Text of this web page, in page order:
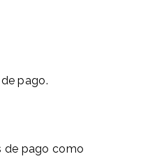
pago.
de pago como